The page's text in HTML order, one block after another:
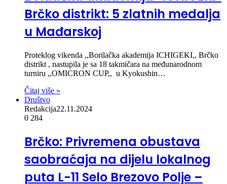
Brčko distrikt: 5 zlatnih medalja
u Mađarskoj
Proteklog vikenda ,,Borilačka akademija ICHIGEKI,, Brčko
distrikt , nastupila je sa 18 takmičara na međunarodnom
turniru ,,OMICRON CUP,, u Kyokushin…
Čitaj više »
Društvo
Redakcija22.11.2024
0 284
Brčko: Privremena obustava
saobraćaja na dijelu lokalnog
puta L-11 Selo Brezovo Polje –